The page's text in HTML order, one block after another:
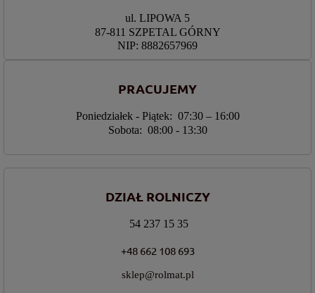
ul. LIPOWA 5
87-811 SZPETAL GÓRNY
NIP: 8882657969
PRACUJEMY
Poniedziałek - Piątek: 07:30 – 16:00
Sobota: 08:00 - 13:30
DZIAŁ ROLNICZY
54 237 15 35
+48 662 108 693
sklep@rolmat.pl